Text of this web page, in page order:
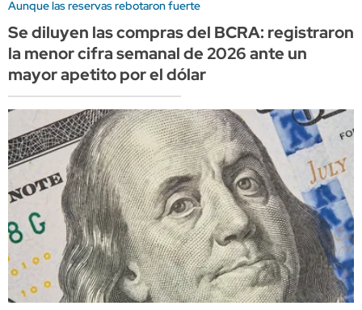
Aunque las reservas rebotaron fuerte
Se diluyen las compras del BCRA: registraron
la menor cifra semanal de 2026 ante un
mayor apetito por el dólar